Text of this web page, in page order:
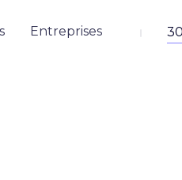
Entreprises